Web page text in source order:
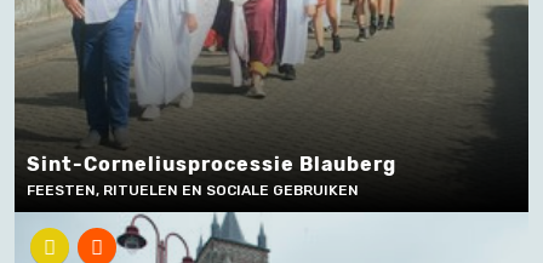
Sint-Corneliusprocessie Blauberg
FEESTEN, RITUELEN EN SOCIALE GEBRUIKEN